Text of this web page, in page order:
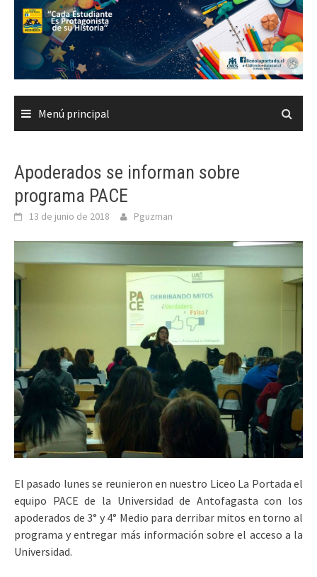
Saltar
contenido
Menú principal
Apoderados se informan sobre
programa PACE
13 de junio de 2018 Pguzman
El pasado lunes se reunieron en nuestro Liceo La Portada el
equipo PACE de la Universidad de Antofagasta con los
apoderados de 3° y 4° Medio para derribar mitos en torno al
programa y entregar más información sobre el acceso a la
Universidad.